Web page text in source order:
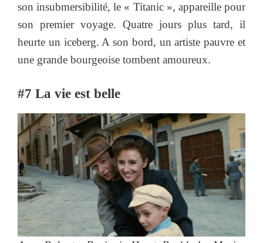
son insubmersibilité, le « Titanic », appareille pour
son premier voyage. Quatre jours plus tard, il
heurte un iceberg. A son bord, un artiste pauvre et
une grande bourgeoise tombent amoureux.
#7 La vie est belle